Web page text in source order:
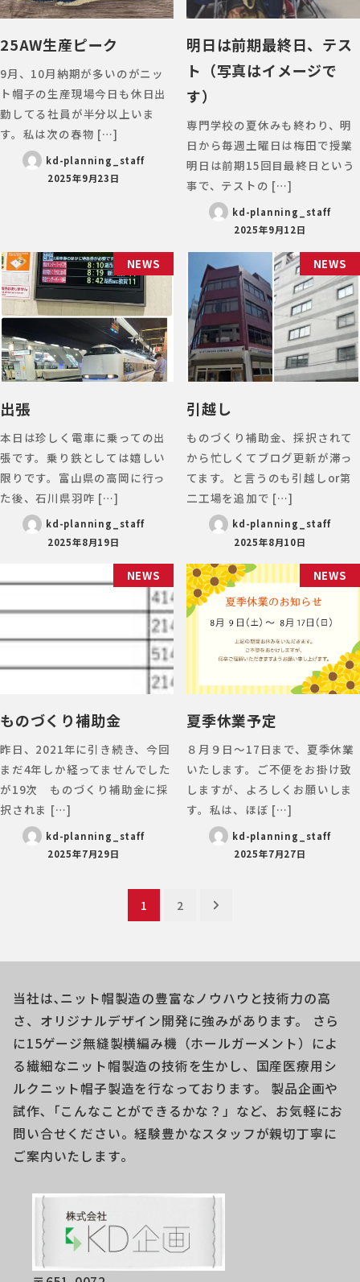
25AW生産ピーク
9月、10月納期が多いのがニッ
ト帽子の生産現場今日も休日出
勤してる社員が半分以上いま
す。私は次の春物 […]
kd-planning_staff
2025年9月23日
明日は前期最終日、テス
ト（写真はイメージで
す）
専門学校の夏休みも終わり、明
日から毎週土曜日は梅田で授業
明日は前期15回目最終日という
事で、テストの […]
kd-planning_staff
2025年9月12日
NEWS
出張
本日は珍しく電車に乗っての出
張です。乗り鉄としては嬉しい
限りです。富山県の高岡に行っ
た後、石川県羽咋 […]
kd-planning_staff
2025年8月19日
NEWS
引越し
ものづくり補助金、採択されて
から忙しくてブログ更新が滞っ
てます。と言うのも引越しor第
二工場を追加で […]
kd-planning_staff
2025年8月10日
NEWS
ものづくり補助金
昨日、2021年に引き続き、今回
まだ4年しか経ってませんでした
が19次 ものづくり補助金に採
択されま […]
kd-planning_staff
2025年7月29日
NEWS
夏季休業予定
８月９日〜17日まで、夏季休業
いたします。ご不便をお掛け致
しますが、よろしくお願いしま
す。私は、ほぼ […]
kd-planning_staff
2025年7月27日
ナ
ビ
ゲ
ー
シ
ョ
ン
1 2
当社は､ニット帽製造の豊富なノウハウと技術力の高
さ、オリジナルデザイン開発に強みがあります。 さら
に15ゲージ無縫製横編み機（ホールガーメント）によ
る繊細なニット帽製造の技術を生かし、国産医療用シ
ルクニット帽子製造を行なっております。 製品企画や
試作､「こんなことができるかな？」など、お気軽にお
問い合せください。経験豊かなスタッフが親切丁寧に
ご案内いたします｡